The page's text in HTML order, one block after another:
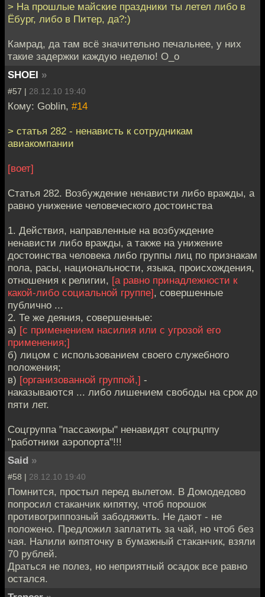
> На прошлые майские праздники ты летел либо в
Ёбург, либо в Питер, да?:)
Камрад, да там всё значительно печальнее, у них
такие задержки каждую неделю! О_о
SHOEI »
#57 | 28.12.10 19:40
Кому: Goblin, #14
> статья 282 - ненависть к сотрудникам
авиакомпании
[воет]
Статья 282. Возбуждение ненависти либо вражды, а
равно унижение человеческого достоинства
1. Действия, направленные на возбуждение
ненависти либо вражды, а также на унижение
достоинства человека либо группы лиц по признакам
пола, расы, национальности, языка, происхождения,
отношения к религии, [а равно принадлежности к
какой-либо социальной группе], совершенные
публично ...
2. Те же деяния, совершенные:
а) [с применением насилия или с угрозой его
применения;]
б) лицом с использованием своего служебного
положения;
в) [организованной группой,] -
наказываются ... либо лишением свободы на срок до
пяти лет.
Соцгруппа "пассажиры" ненавидят соцгрцппу
"работники аэропорта"!!!
Said »
#58 | 28.12.10 19:40
Помнится, простыл перед вылетом. В Домодедово
попросил стаканчик кипятку, чтоб порошок
противогриппозный забодяжить. Не дают - не
положено. Предложил заплатить за чай, но чтоб без
чая. Налили кипяточку в бумажный стаканчик, взяли
70 рублей.
Драться не полез, но неприятный осадок все равно
остался.